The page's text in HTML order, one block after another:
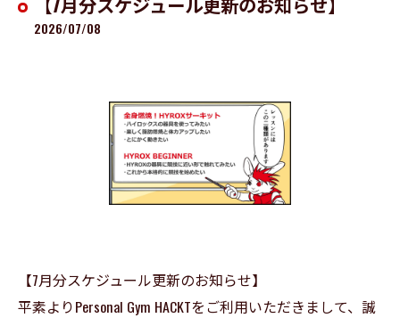
2026/07/08
【7月分スケジュール更新のお知らせ】
平素よりPersonal Gym HACKTをご利用いただきまして、誠